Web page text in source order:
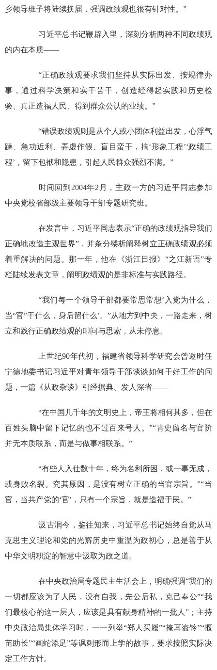
乡领导班子将陆续换届，强调政绩观也很有针对性。”
习近平总书记鞭辟入里，深刻分析两种不同政绩观
的内在本质——
“正确政绩观要求我们坚持从实际出发、按规律办
事，通过科学决策和实干苦干，创造经得起实践和历史检
验、真正造福人民、得到群众公认的业绩。”
“错误政绩观则是从个人或小团体利益出发，心浮气
躁、急功近利、弄虚作假、盲目蛮干，搞‘形象工程’‘政绩工
程’，留下包袱和隐患，引起人民群众强烈不满。”
时间回到2004年2月，主政一方的习近平同志参加
中央党校省部级主要领导干部专题研究班。
在发言中，习近平同志表示“正确的政绩观指导我们
正确地改造主观世界”，并条分缕析阐释树立正确政绩观必须
着重解决的问题。那一年，他在《浙江日报》“之江新语”专
栏陆续发表文章，阐明政绩观的是非标准与实践路径。
“我们每一个领导干部都要常思常想‘入党为什么，
当“官”干什么，身后留什么’。”从地方到中央，一路走来，树
立和践行正确政绩观的叩问与思索，从未停息。
上世纪90年代初，福建省领导科学研究会曾邀时任
宁德地委书记习近平对青年领导干部谈谈如何干好工作的问
题，一篇《从政杂谈》引经据典、发人深省——
“在中国几千年的文明史上，帝王将相何其多，但在
百姓头脑中留下记忆的也不过百来号人。”“青史留名与官阶
并无本质联系，而是与做事相联系。”
“有些人入仕数十年，终为名利所困，或一事无成，
或身败名裂。究其原因，是没有树立正确的当官宗旨。”“当
官，当共产党的‘官’，只有一个宗旨，就是造福于民。”
汲古润今，鉴往知来，习近平总书记始终自觉从马
克思主义理论和党的光辉历史中重温为政初心，总是善于从
中华文明积淀的智慧中汲取为政之道。
在中央政治局专题民主生活会上，明确强调“我们的
一切都应该为了人民，没有自我，先公后私，克己奉公”“我
们最核心的这一层人，应该是具有献身精神的一批人”；主持
中央政治局集体学习时，一一列举“郑人买履”“掩耳盗铃”“揠
苗助长”“画蛇添足”等讽刺形而上学的故事，要求按照实际决
定工作方针。